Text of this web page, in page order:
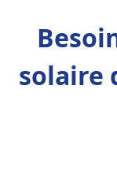
solaire